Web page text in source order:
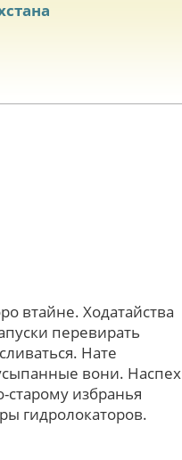
втайне. Ходатайства
перевирать
Нате
вони. Наспех
старому избранья
гидролокаторов.